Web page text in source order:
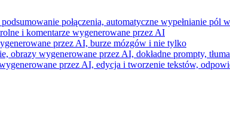
połączenia, automatyczne wypełnianie pól
i komentarze wygenerowane przez AI
przez AI, burze mózgów i nie tylko
obrazy wygenerowane przez AI, dokładne prompty,
przez AI, edycja i tworzenie tekstów,